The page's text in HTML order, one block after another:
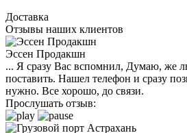
Доставка
Отзывы наших клиентов
Эссен Продакшн
... Я сразу Вас вспомнил, Думаю, же
поставить. Нашел телефон и сразу
нужно. Все хорошо, до связи.
Прослушать отзыв: